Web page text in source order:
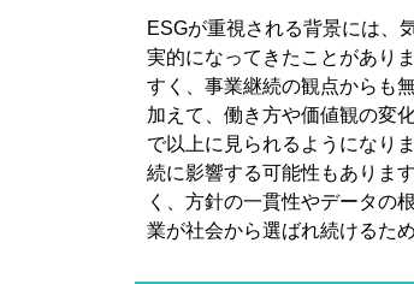
ESGが重視される背景には、
実的になってきたことがあり
すく、事業継続の観点からも
加えて、働き方や価値観の変
で以上に見られるようになり
続に影響する可能性もありま
く、方針の一貫性やデータの
業が社会から選ばれ続けるた